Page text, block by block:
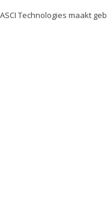
ASCI Technologies maakt